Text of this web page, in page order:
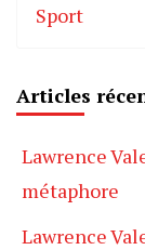
Sport
Articles
Lawrence
métaphore
Lawrence